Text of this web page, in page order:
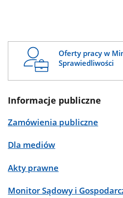
Oferty pracy w
Sprawiedliwości
Informacje publiczne
Zamówienia publiczne
Dla mediów
Akty prawne
Monitor Sądowy i